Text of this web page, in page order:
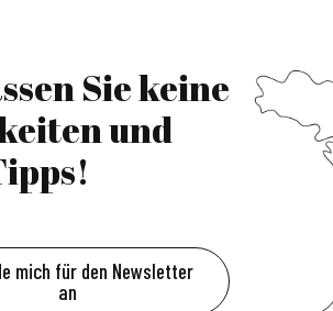
Sie keine
und
mich für den Newsletter
an